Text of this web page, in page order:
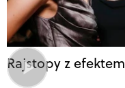
Rajstopy z